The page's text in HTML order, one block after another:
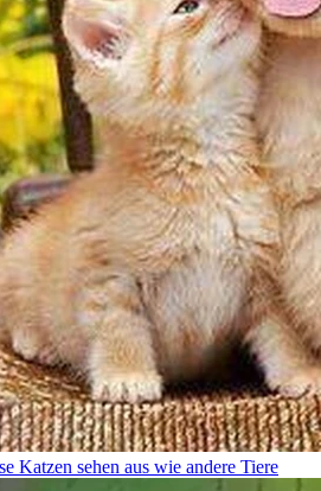
Katzen sehen aus wie andere Tiere